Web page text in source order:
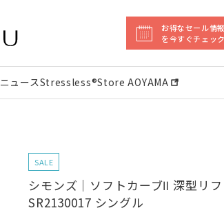
お得なセール情報
を今すぐチェック
ニュースStressless®︎Store AOYAMA
SALE
シモンズ｜ソフトカーブⅡ 深型リ
SR2130017 シングル